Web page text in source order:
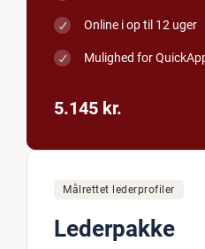
Online i op til 12 uger
Mulighed for
5.145 kr.
Målrettet lederprofiler
Lederpakke